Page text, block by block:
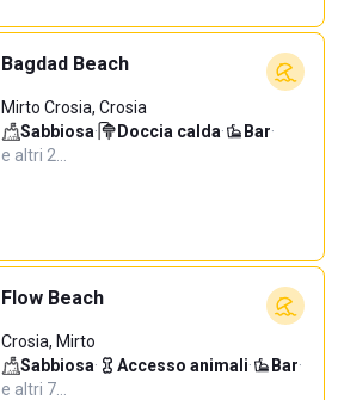
Bagdad Beach
Mirto Crosia, Crosia
Sabbiosa· Doccia calda· Bar·
e altri 2…
Flow Beach
Crosia, Mirto
Sabbiosa· Accesso animali· Bar·
e altri 7…